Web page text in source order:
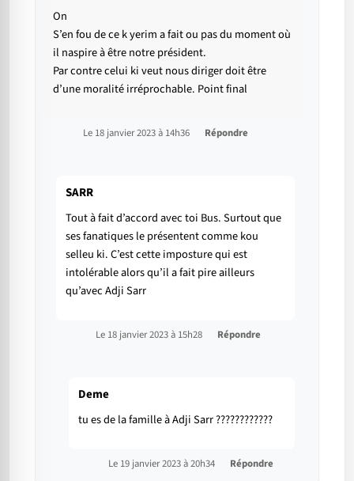
On
S’en fou de ce k yerim a fait ou pas du moment où
il naspire à être notre président.
Par contre celui ki veut nous diriger doit être
d’une moralité irréprochable. Point final
Le 18 janvier 2023 à 14h36 Répondre
SARR
Tout à fait d’accord avec toi Bus. Surtout que
ses fanatiques le présentent comme kou
selleu ki. C’est cette imposture qui est
intolérable alors qu’il a fait pire ailleurs
qu’avec Adji Sarr
Le 18 janvier 2023 à 15h28 Répondre
Deme
tu es de la famille à Adji Sarr ????????????
Le 19 janvier 2023 à 20h34 Répondre